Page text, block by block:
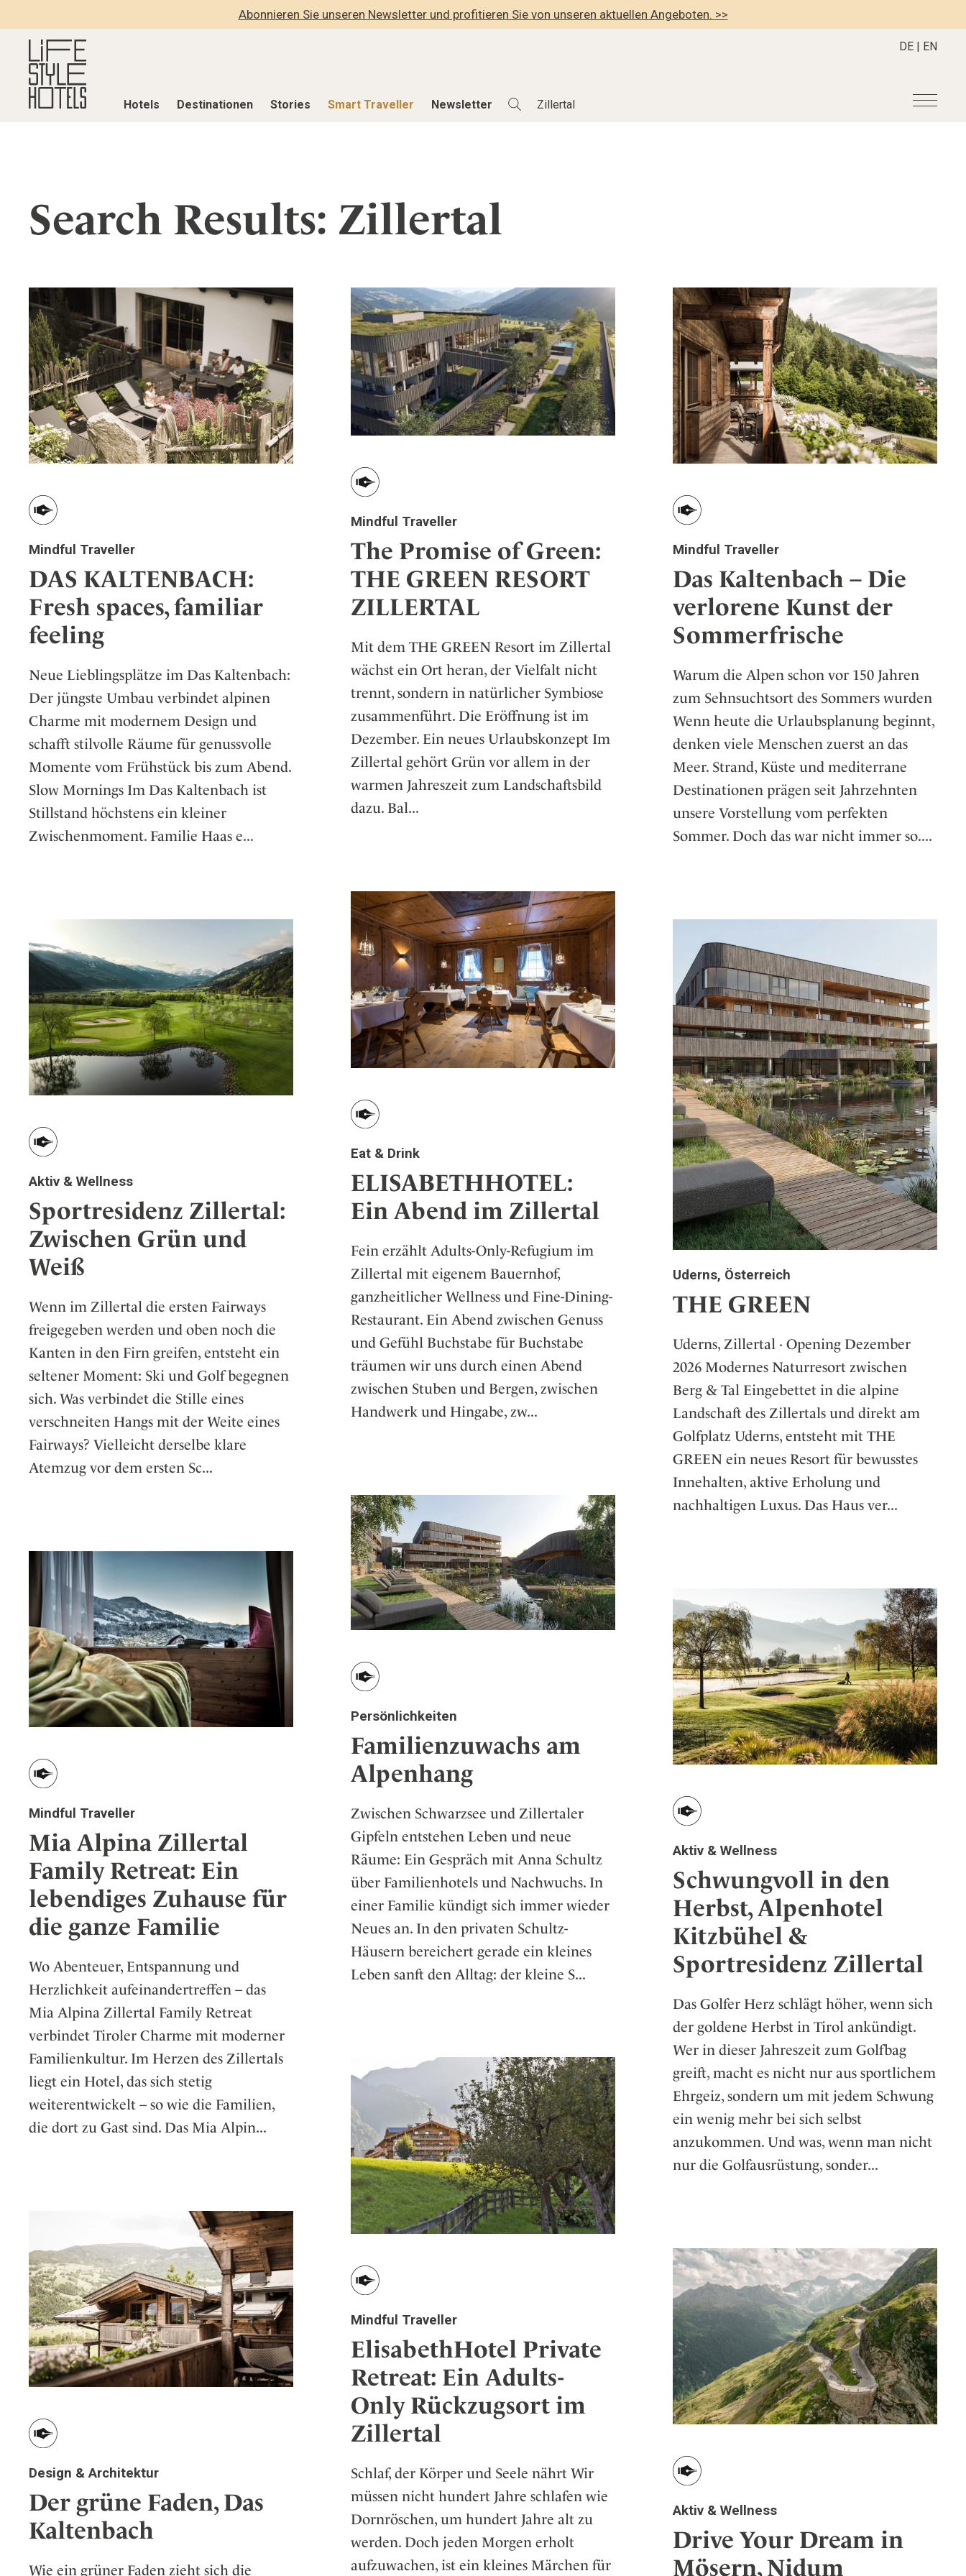
Abonnieren Sie unseren Newsletter und profitieren Sie von unseren aktuellen Angeboten. >>
Hotels Destinationen Stories Smart Traveller Newsletter
DE | EN
Alpine Lifestyle
Beach
Mindful Traveller
New Member
Wellness
Belgien
Deutschland
Indonesien
Italien
Japan
Kroatien
Mexico
Niederlande
Österreich
Portugal
Adventkalender
Aktiv & Wellness
Eat & Drink
Mindful Traveller
Osterkalender
Persönlichkeiten
Lifestylehotels BOOK
The Stylemate Magazin/e
Search Results: Zillertal
Mindful Traveller
DAS KALTENBACH:
Fresh spaces, familiar
feeling
Neue Lieblingsplätze im Das Kaltenbach:
Der jüngste Umbau verbindet alpinen
Charme mit modernem Design und
schafft stilvolle Räume für genussvolle
Momente vom Frühstück bis zum Abend.
Slow Mornings Im Das Kaltenbach ist
Stillstand höchstens ein kleiner
Zwischenmoment. Familie Haas e...
Mindful Traveller
The Promise of Green:
THE GREEN RESORT
ZILLERTAL
Mit dem THE GREEN Resort im Zillertal
wächst ein Ort heran, der Vielfalt nicht
trennt, sondern in natürlicher Symbiose
zusammenführt. Die Eröffnung ist im
Dezember. Ein neues Urlaubskonzept Im
Zillertal gehört Grün vor allem in der
warmen Jahreszeit zum Landschaftsbild
dazu. Bal...
Mindful Traveller
Das Kaltenbach – Die
verlorene Kunst der
Sommerfrische
Warum die Alpen schon vor 150 Jahren
zum Sehnsuchtsort des Sommers wurden
Wenn heute die Urlaubsplanung beginnt,
denken viele Menschen zuerst an das
Meer. Strand, Küste und mediterrane
Destinationen prägen seit Jahrzehnten
unsere Vorstellung vom perfekten
Sommer. Doch das war nicht immer so....
Eat & Drink
ELISABETHHOTEL:
Ein Abend im Zillertal
Fein erzählt Adults-Only-Refugium im
Zillertal mit eigenem Bauernhof,
ganzheitlicher Wellness und Fine-Dining-
Restaurant. Ein Abend zwischen Genuss
und Gefühl Buchstabe für Buchstabe
träumen wir uns durch einen Abend
zwischen Stuben und Bergen, zwischen
Handwerk und Hingabe, zw...
Aktiv & Wellness
Sportresidenz Zillertal:
Zwischen Grün und
Weiß
Wenn im Zillertal die ersten Fairways
freigegeben werden und oben noch die
Kanten in den Firn greifen, entsteht ein
seltener Moment: Ski und Golf begegnen
sich. Was verbindet die Stille eines
verschneiten Hangs mit der Weite eines
Fairways? Vielleicht derselbe klare
Atemzug vor dem ersten Sc...
Uderns, Österreich
THE GREEN
Uderns, Zillertal · Opening Dezember
2026 Modernes Naturresort zwischen
Berg & Tal Eingebettet in die alpine
Landschaft des Zillertals und direkt am
Golfplatz Uderns, entsteht mit THE
GREEN ein neues Resort für bewusstes
Innehalten, aktive Erholung und
nachhaltigen Luxus. Das Haus ver...
Persönlichkeiten
Familienzuwachs am
Alpenhang
Zwischen Schwarzsee und Zillertaler
Gipfeln entstehen Leben und neue
Räume: Ein Gespräch mit Anna Schultz
über Familienhotels und Nachwuchs. In
einer Familie kündigt sich immer wieder
Neues an. In den privaten Schultz-
Häusern bereichert gerade ein kleines
Leben sanft den Alltag: der kleine S...
Mindful Traveller
Mia Alpina Zillertal
Family Retreat: Ein
lebendiges Zuhause für
die ganze Familie
Wo Abenteuer, Entspannung und
Herzlichkeit aufeinandertreffen – das
Mia Alpina Zillertal Family Retreat
verbindet Tiroler Charme mit moderner
Familienkultur. Im Herzen des Zillertals
liegt ein Hotel, das sich stetig
weiterentwickelt – so wie die Familien,
die dort zu Gast sind. Das Mia Alpin...
Aktiv & Wellness
Schwungvoll in den
Herbst, Alpenhotel
Kitzbühel &
Sportresidenz Zillertal
Das Golfer Herz schlägt höher, wenn sich
der goldene Herbst in Tirol ankündigt.
Wer in dieser Jahreszeit zum Golfbag
greift, macht es nicht nur aus sportlichem
Ehrgeiz, sondern um mit jedem Schwung
ein wenig mehr bei sich selbst
anzukommen. Und was, wenn man nicht
nur die Golfausrüstung, sonder...
Mindful Traveller
ElisabethHotel Private
Retreat: Ein Adults-
Only Rückzugsort im
Zillertal
Schlaf, der Körper und Seele nährt Wir
müssen nicht hundert Jahre schlafen wie
Dornröschen, um hundert Jahre alt zu
werden. Doch jeden Morgen erholt
aufzuwachen, ist ein kleines Märchen für
Design & Architektur
Der grüne Faden, Das
Kaltenbach
Wie ein grüner Faden zieht sich die
Aktiv & Wellness
Drive Your Dream in
Mösern, Nidum